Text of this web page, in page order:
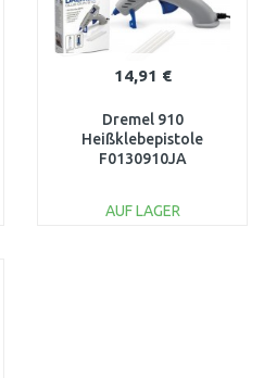
14,91 €
Dremel 910
Heißklebepistole
F0130910JA
AUF LAGER